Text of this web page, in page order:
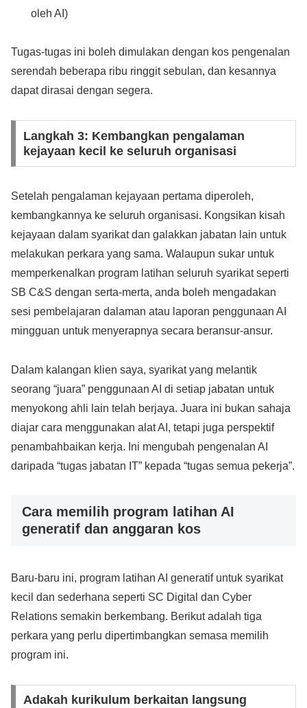
oleh AI)
Tugas-tugas ini boleh dimulakan dengan kos pengenalan
serendah beberapa ribu ringgit sebulan, dan kesannya
dapat dirasai dengan segera.
Langkah 3: Kembangkan pengalaman
kejayaan kecil ke seluruh organisasi
Setelah pengalaman kejayaan pertama diperoleh,
kembangkannya ke seluruh organisasi. Kongsikan kisah
kejayaan dalam syarikat dan galakkan jabatan lain untuk
melakukan perkara yang sama. Walaupun sukar untuk
memperkenalkan program latihan seluruh syarikat seperti
SB C&S dengan serta-merta, anda boleh mengadakan
sesi pembelajaran dalaman atau laporan penggunaan AI
mingguan untuk menyerapnya secara beransur-ansur.
Dalam kalangan klien saya, syarikat yang melantik
seorang “juara” penggunaan AI di setiap jabatan untuk
menyokong ahli lain telah berjaya. Juara ini bukan sahaja
diajar cara menggunakan alat AI, tetapi juga perspektif
penambahbaikan kerja. Ini mengubah pengenalan AI
daripada “tugas jabatan IT” kepada “tugas semua pekerja”.
Cara memilih program latihan AI
generatif dan anggaran kos
Baru-baru ini, program latihan AI generatif untuk syarikat
kecil dan sederhana seperti SC Digital dan Cyber
Relations semakin berkembang. Berikut adalah tiga
perkara yang perlu dipertimbangkan semasa memilih
program ini.
Adakah kurikulum berkaitan langsung